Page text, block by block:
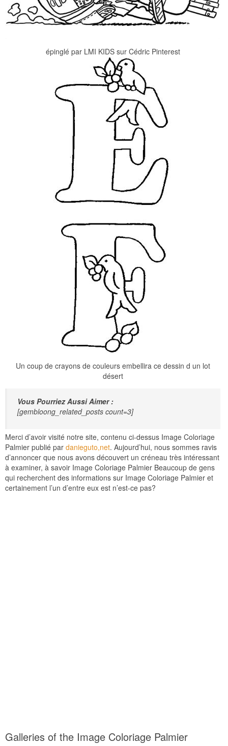
épinglé par LMI KIDS sur Cédric Pinterest
Un coup de crayons de couleurs embellira ce dessin d un lot
désert
Vous Pourriez Aussi Aimer :
[gembloong_related_posts count=3]
Merci d’avoir visité notre site, contenu ci-dessus Image Coloriage
Palmier publié par danieguto,net. Aujourd’hui, nous sommes ravis
d’annoncer que nous avons découvert un créneau très intéressant
à examiner, à savoir Image Coloriage Palmier Beaucoup de gens
qui recherchent des informations sur Image Coloriage Palmier et
certainement l’un d’entre eux est n’est-ce pas?
Galleries of the Image Coloriage Palmier